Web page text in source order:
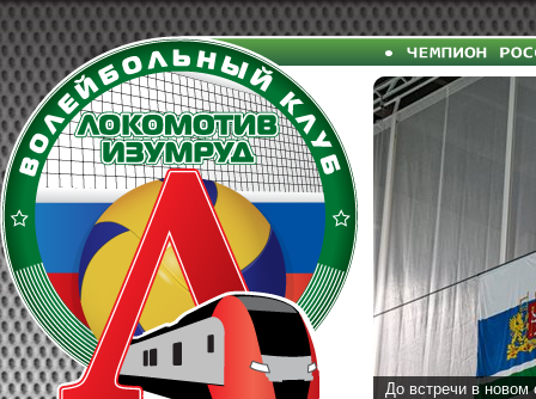
До встречи в новом